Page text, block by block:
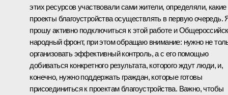
этих ресурсов участвовали сами жители, определяли, какие
проекты благоустройства осуществлять в первую очередь.
прошу активно подключиться к этой работе и
народный фронт, при этом обращаю внимание: нужно не
организовать эффективный контроль, а с его помощью
добиваться конкретного результата, которого ждут люди, и,
конечно, нужно поддержать граждан, которые готовы
присоединиться к проектам благоустройства. Важно, чтобы